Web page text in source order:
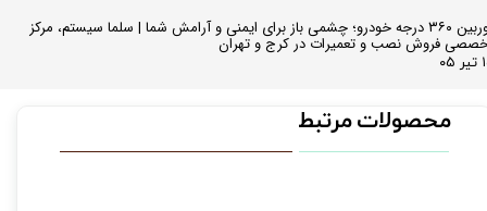
دوربین ۳۶۰ درجه خودرو؛ چشمی باز برای ایمنی و آرامش شما | سلما سیستم، مرکز
فروش نصب و تعمیرات در کرج و تهران
محصولات مرتبط